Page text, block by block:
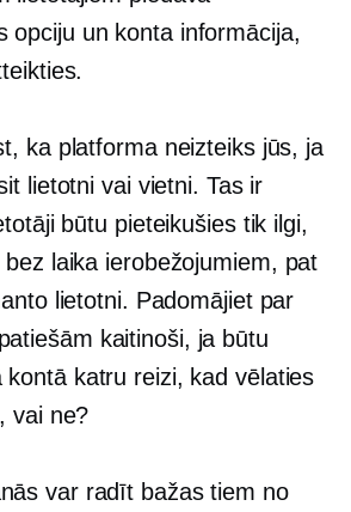
opciju un konta informācija,
ka platforma neizteiks jūs, ja
lietotni vai vietni. Tas ir
būtu pieteikušies tik ilgi,
laika ierobežojumiem, pat
lietotni. Padomājiet par
kaitinoši, ja būtu
kontā katru reizi, kad vēlaties
vai ne?
var radīt bažas tiem no